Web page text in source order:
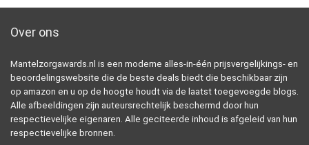
Over ons
Mantelzorgawards.nl is een moderne alles-in-één prijsvergelijkings- en
beoordelingswebsite die de beste deals biedt die beschikbaar zijn
op amazon en u op de hoogte houdt via de laatst toegevoegde blogs.
Alle afbeeldingen zijn auteursrechtelijk beschermd door hun
respectievelijke eigenaren. Alle geciteerde inhoud is afgeleid van hun
respectievelijke bronnen.